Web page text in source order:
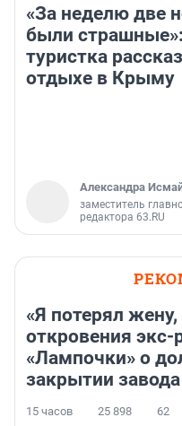
«За неделю две
были страшные»:
туристка
отдыхе в Крыму
Александра
заместитель
редактора 63.RU
«Я потерял жену,
откровения экс-
«Лампочки» о
закрытии завода
15 часов 25 898 62